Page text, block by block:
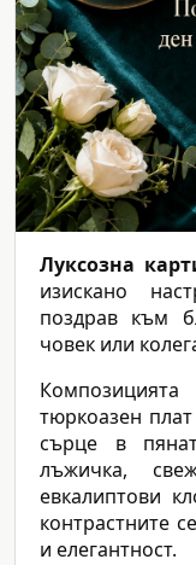
Луксозна
изискано
поздрав към
човек или
тюркоазен
сърце в
лъжичка,
евкалиптови
контрастните
и елегантност.